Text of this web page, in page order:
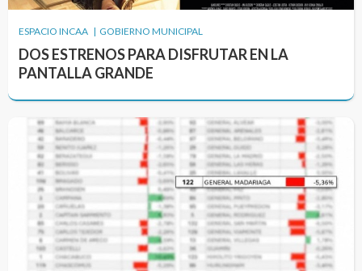
ESPACIO INCAA | GOBIERNO MUNICIPAL
DOS ESTRENOS PARA DISFRUTAR EN LA
PANTALLA GRANDE